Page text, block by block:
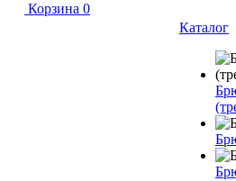
Корзина 0
Каталог